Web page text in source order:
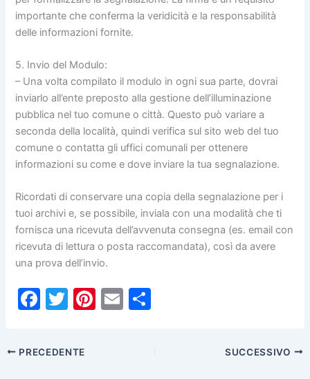
importante che conferma la veridicità e la responsabilità
delle informazioni fornite.
5. Invio del Modulo:
– Una volta compilato il modulo in ogni sua parte, dovrai
inviarlo all’ente preposto alla gestione dell’illuminazione
pubblica nel tuo comune o città. Questo può variare a
seconda della località, quindi verifica sul sito web del tuo
comune o contatta gli uffici comunali per ottenere
informazioni su come e dove inviare la tua segnalazione.
Ricordati di conservare una copia della segnalazione per i
tuoi archivi e, se possibile, inviala con una modalità che ti
fornisca una ricevuta dell’avvenuta consegna (es. email con
ricevuta di lettura o posta raccomandata), così da avere
una prova dell’invio.
F
c
e
T
itt
er
Pi E
PRECEDENTE SUCCESSIVO